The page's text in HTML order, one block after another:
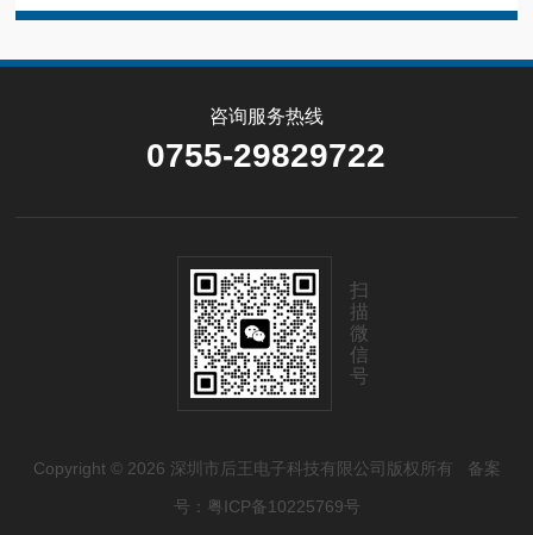
咨询服务热线
0755-29829722
扫
描
微
信
号
Copyright © 2026 深圳市后王电子科技有限公司版权所有 备案
号：粤ICP备10225769号